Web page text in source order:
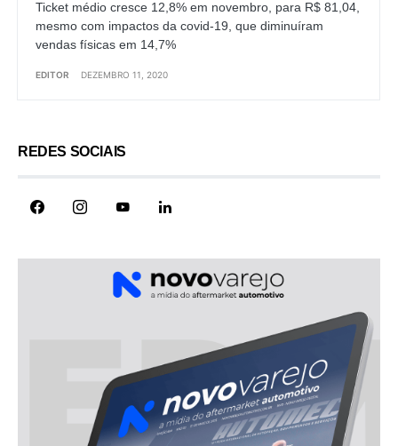
Ticket médio cresce 12,8% em novembro, para R$ 81,04,
mesmo com impactos da covid-19, que diminuíram
vendas físicas em 14,7%
EDITOR DEZEMBRO 11, 2020
REDES SOCIAIS